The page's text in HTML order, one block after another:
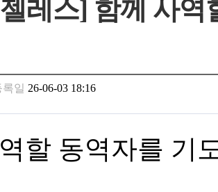
레스] 함께 사역
록일 26-06-03 18:16
할 동역자를 기